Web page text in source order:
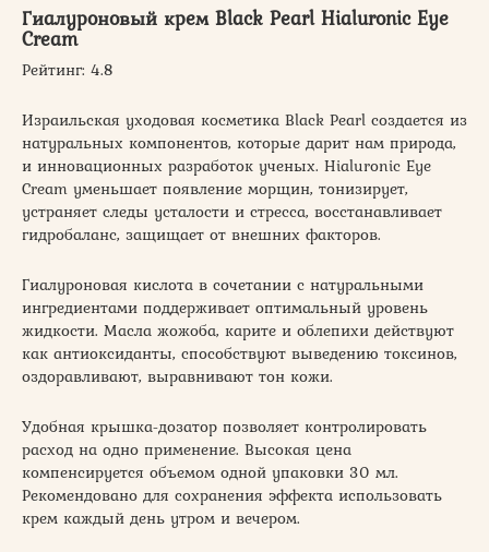
Гиалуроновый крем Black Pearl Hialuronic Eye
Cream
Рейтинг: 4.8
Израильская уходовая косметика Black Pearl создается из
натуральных компонентов, которые дарит нам природа,
и инновационных разработок ученых. Hialuronic Eye
Cream уменьшает появление морщин, тонизирует,
устраняет следы усталости и стресса, восстанавливает
гидробаланс, защищает от внешних факторов.
Гиалуроновая кислота в сочетании с натуральными
ингредиентами поддерживает оптимальный уровень
жидкости. Масла жожоба, карите и облепихи действуют
как антиоксиданты, способствуют выведению токсинов,
оздоравливают, выравнивают тон кожи.
Удобная крышка-дозатор позволяет контролировать
расход на одно применение. Высокая цена
компенсируется объемом одной упаковки 30 мл.
Рекомендовано для сохранения эффекта использовать
крем каждый день утром и вечером.